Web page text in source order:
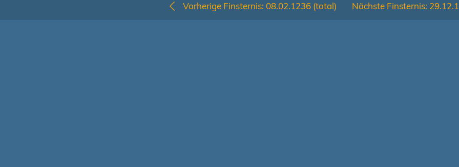
Vorherige Finsternis: 08.02.1236 (total) Nächste Finsternis: